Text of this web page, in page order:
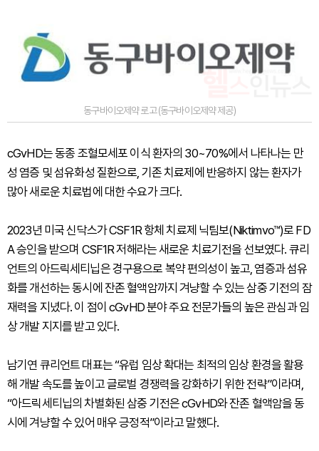
동구바이오제약 로고 (동구바이오제약 제공)
cGvHD는 동종 조혈모세포 이식 환자의 30~70%에서 나타나는 만
성 염증 및 섬유화성 질환으로, 기존 치료제에 반응하지 않는 환자가
많아 새로운 치료법에 대한 수요가 크다.
2023년 미국 신닥스가 CSF1R 항체 치료제 닉팀보(Niktimvo™)로 FD
A 승인을 받으며 CSF1R 저해라는 새로운 치료기전을 선보였다. 큐리
언트의 아드릭세티닙은 경구용으로 복약 편의성이 높고, 염증과 섬유
화를 개선하는 동시에 잔존 혈액암까지 겨냥할 수 있는 삼중 기전의 잠
재력을 지녔다. 이 점이 cGvHD 분야 주요 전문가들의 높은 관심과 임
상 개발 지지를 받고 있다.
남기연 큐리언트 대표는 “유럽 임상 확대는 최적의 임상 환경을 활용
해 개발 속도를 높이고 글로벌 경쟁력을 강화하기 위한 전략”이라며,
“아드릭세티닙의 차별화된 삼중 기전은 cGvHD와 잔존 혈액암을 동
시에 겨냥할 수 있어 매우 긍정적”이라고 말했다.